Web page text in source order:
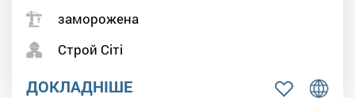
заморожена
Строй Сіті
ДОКЛАДНІШЕ